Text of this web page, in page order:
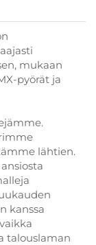
mukaan
pyörät ja
lähtien.
kanssa
talouslaman